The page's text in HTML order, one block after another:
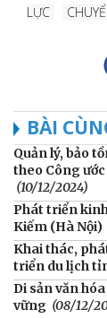
LỰC
BÀI
Quản lý, bảo
theo Công
(10/12/2024)
Phát triển
Kiếm (Hà Nội)
Khai thác,
triển du lịch
Di sản văn
vững (08/12/